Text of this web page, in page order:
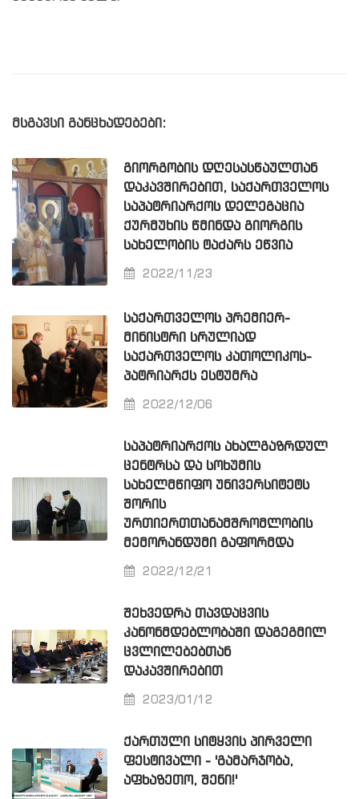
მსგავსი განცხადებები:
ᲒᲘᲝᲠᲒᲝᲑᲘᲡ ᲓᲦᲔᲡᲐᲡᲬᲐᲣᲚᲗᲐᲜ
ᲓᲐᲙᲐᲕᲨᲘᲠᲔᲑᲘᲗ, ᲡᲐᲥᲐᲠᲗᲕᲔᲚᲝᲡ
ᲡᲐᲞᲐᲢᲠᲘᲐᲠᲥᲝᲡ ᲓᲔᲚᲔᲒᲐᲪᲘᲐ
ᲥᲣᲠᲛᲣᲮᲘᲡ ᲬᲛᲘᲜᲓᲐ ᲒᲘᲝᲠᲒᲘᲡ
ᲡᲐᲮᲔᲚᲝᲑᲘᲡ ᲢᲐᲫᲐᲠᲡ ᲔᲬᲕᲘᲐ
2022/11/23
ᲡᲐᲥᲐᲠᲗᲕᲔᲚᲝᲡ ᲞᲠᲔᲛᲘᲔᲠ-
ᲛᲘᲜᲘᲡᲢᲠᲘ ᲡᲠᲣᲚᲘᲐᲓ
ᲡᲐᲥᲐᲠᲗᲕᲔᲚᲝᲡ ᲙᲐᲗᲝᲚᲘᲙᲝᲡ-
ᲞᲐᲢᲠᲘᲐᲠᲥᲡ ᲔᲡᲢᲣᲛᲠᲐ
2022/12/06
ᲡᲐᲞᲐᲢᲠᲘᲐᲠᲥᲝᲡ ᲐᲮᲐᲚᲒᲐᲖᲠᲓᲣᲚ
ᲪᲔᲜᲢᲠᲡᲐ ᲓᲐ ᲡᲝᲮᲣᲛᲘᲡ
ᲡᲐᲮᲔᲚᲛᲬᲘᲤᲝ ᲣᲜᲘᲕᲔᲠᲡᲘᲢᲔᲢᲡ
ᲨᲝᲠᲘᲡ
ᲣᲠᲗᲘᲔᲠᲗᲗᲐᲜᲐᲛᲨᲠᲝᲛᲚᲝᲑᲘᲡ
ᲛᲔᲛᲝᲠᲐᲜᲓᲣᲛᲘ ᲒᲐᲤᲝᲠᲛᲓᲐ
2022/12/21
ᲨᲔᲮᲕᲔᲓᲠᲐ ᲗᲐᲕᲓᲐᲪᲕᲘᲡ
ᲙᲐᲜᲝᲜᲛᲓᲔᲑᲚᲝᲑᲐᲨᲘ ᲓᲐᲒᲔᲒᲛᲘᲚ
ᲪᲕᲚᲘᲚᲔᲑᲔᲑᲗᲐᲜ
ᲓᲐᲙᲐᲕᲨᲘᲠᲔᲑᲘᲗ
2023/01/12
ᲥᲐᲠᲗᲣᲚᲘ ᲡᲘᲢᲧᲕᲘᲡ ᲞᲘᲠᲕᲔᲚᲘ
ᲤᲔᲡᲢᲘᲕᲐᲚᲘ - 'ᲒᲐᲛᲐᲠᲯᲝᲑᲐ,
ᲐᲤᲮᲐᲖᲔᲗᲝ, ᲨᲔᲜᲘ!'